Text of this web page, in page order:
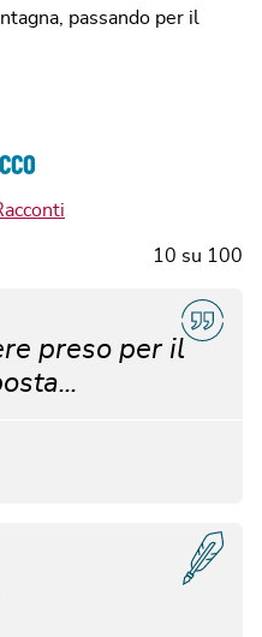
passando per il
10 su 100
preso per il